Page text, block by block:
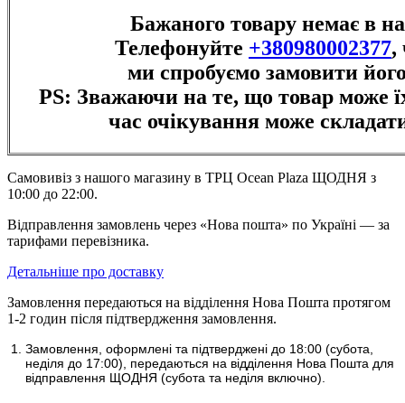
Бажаного товару немає в
Телефонуйте +380980002377,
ми спробуємо замовити
PS: Зважаючи на те, що товар може
час очікування може
Самовивіз з нашого магазину в ТРЦ Ocean Plaza ЩОДНЯ з
10:00 до 22:00.
Відправлення замовлень через «Нова пошта» по Україні — за
тарифами перевізника.
Детальніше про доставку
Замовлення передаються на відділення Нова Пошта протягом
1-2 годин після підтвердження замовлення.
Замовлення, оформлені та підтверджені до 18:00 (субота,
неділя до 17:00) , передаються на відділення Нова Пошта для
відправлення ЩОДНЯ (субота та неділя включно).